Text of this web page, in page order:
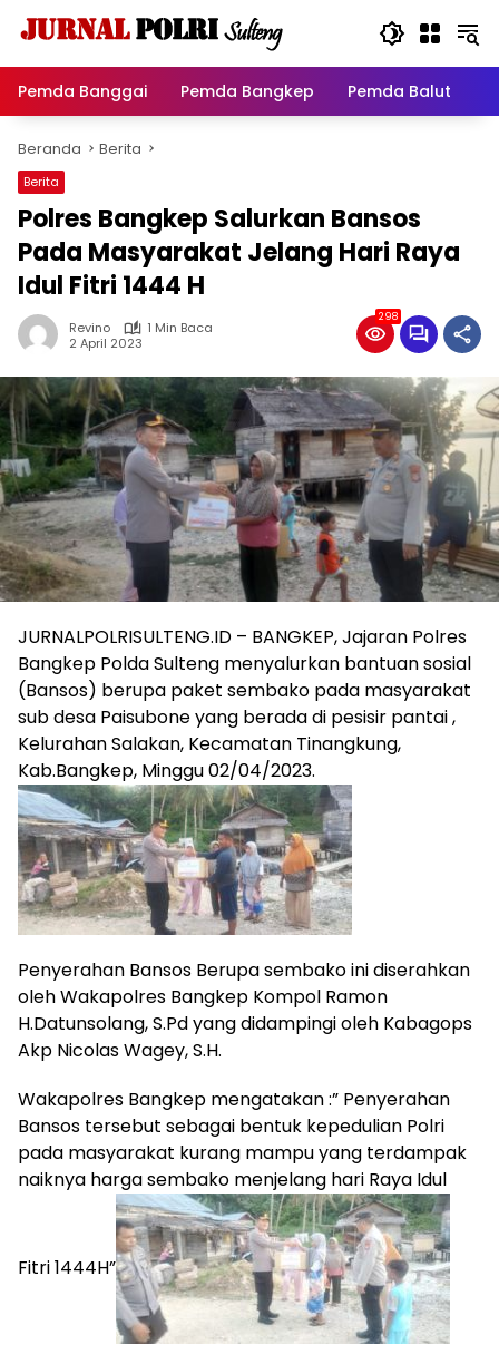
Pemda Banggai
Pemda Bangkep Pemda Balut
Beranda Berita
Berita
Polres Bangkep Salurkan Bansos
Pada Masyarakat Jelang Hari Raya
Idul Fitri 1444 H
Revino
1 Min Baca
2 April 2023
298
JURNALPOLRISULTENG.ID – BANGKEP, Jajaran Polres
Bangkep Polda Sulteng menyalurkan bantuan sosial
(Bansos) berupa paket sembako pada masyarakat
sub desa Paisubone yang berada di pesisir pantai ,
Kelurahan Salakan, Kecamatan Tinangkung,
Kab.Bangkep, Minggu 02/04/2023.
Penyerahan Bansos Berupa sembako ini diserahkan
oleh Wakapolres Bangkep Kompol Ramon
H.Datunsolang, S.Pd yang didampingi oleh Kabagops
Akp Nicolas Wagey, S.H.
Wakapolres Bangkep mengatakan :” Penyerahan
Bansos tersebut sebagai bentuk kepedulian Polri
pada masyarakat kurang mampu yang terdampak
naiknya harga sembako menjelang hari Raya Idul
Fitri 1444H”